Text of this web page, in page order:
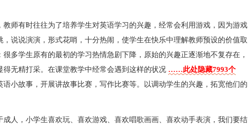
师有时往往为了培养学生对英语学习的兴趣，经常会利用游戏，因为游戏
说说演演，形式花哨，十分热闹，使学生在快乐中理解教师预设的价值取
多学生原有的最初的学习热情急剧下降，原始的兴趣正逐渐地不复存在，
无精打采。在课堂教学中经常会遇到这样的状况 ……此处隐藏7993个
语小故事，开展讲故事比赛，写作比赛等。以调动学生的兴趣，拓宽他们的
成人，小学生喜欢玩、喜欢游戏、喜欢唱歌画画、喜欢动手表演，我们要结